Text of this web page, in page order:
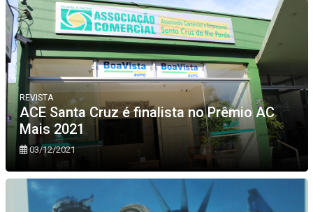
REVISTA
ACE Santa Cruz é finalista no Prêmio AC
Mais 2021
03/12/2021